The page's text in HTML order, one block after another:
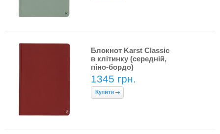
Блокнот Karst Classic
в клітинку (середній,
піно-бордо)
1345 грн.